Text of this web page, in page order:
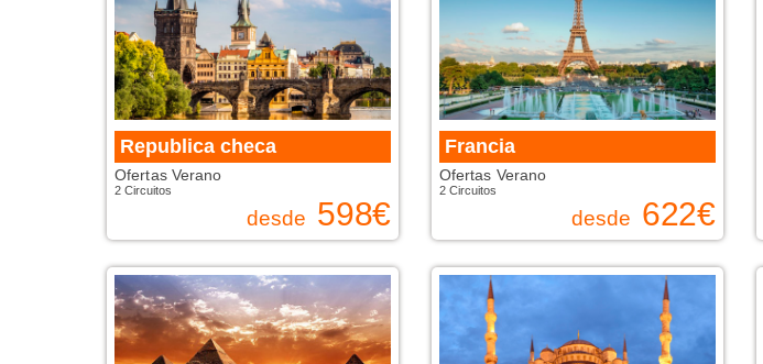
Republica checa
Ofertas Verano
2 Circuitos
desde 598€
Francia
Ofertas Verano
2 Circuitos
desde 622€